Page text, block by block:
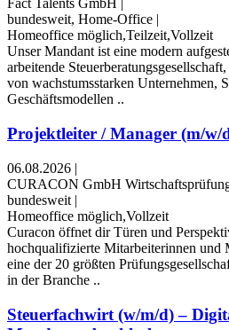
Fact Talents GmbH |
bundesweit, Home-Office |
Homeoffice möglich,Teilzeit,Vollzeit
Unser Mandant ist eine modern
arbeitende
von wachstumsstarken Unternehmen,
Geschäftsmodellen ..
Projektleiter / Manager (m/w/
06.08.2026 |
CURACON GmbH
bundesweit |
Homeoffice möglich,Vollzeit
Curacon öffnet dir Türen und
hochqualifizierte Mitarbeiterinnen und
eine der 20 größten
in der Branche ..
Steuerfachwirt (w/m/d) –